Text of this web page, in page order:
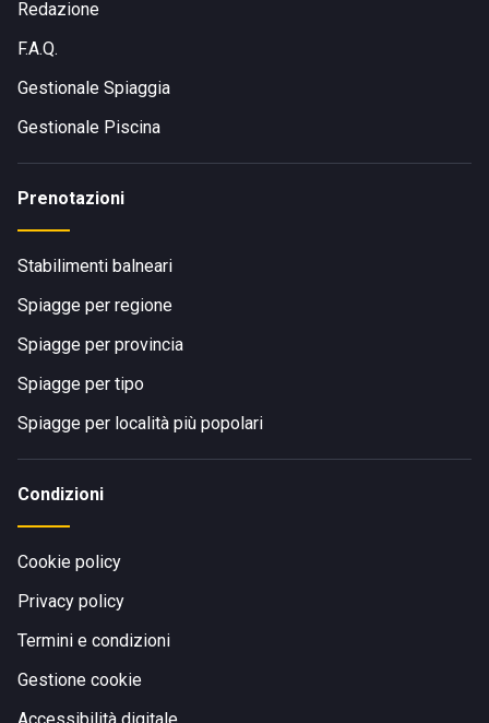
Redazione
F.A.Q.
Gestionale Spiaggia
Gestionale Piscina
Prenotazioni
Stabilimenti balneari
Spiagge per regione
Spiagge per provincia
Spiagge per tipo
Spiagge per località più popolari
Condizioni
Cookie policy
Privacy policy
Termini e condizioni
Gestione cookie